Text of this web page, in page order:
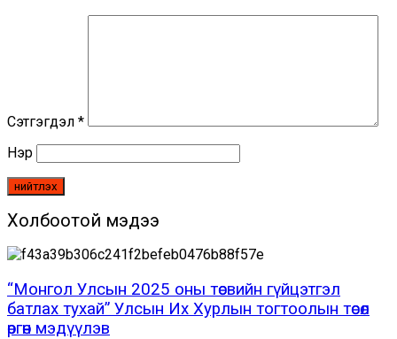
Сэтгэгдэл *
Нэр
Холбоотой мэдээ
“Монгол Улсын 2025 оны төсвийн гүйцэтгэл
батлах тухай” Улсын Их Хурлын тогтоолын төсөл
өргөн мэдүүлэв